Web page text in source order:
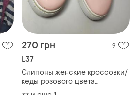
270 грн 9
L37
Слипоны женские кроссовки/
кеды розового цвета
лакированные от бренда lh 38